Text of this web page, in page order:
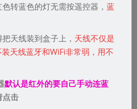
！转蓝色的灯无需按遥控器，蓝
天线装到盒子上， 天线不仅是
天线蓝牙和WiFi非常弱，用不
默认是红外的要自己手动连蓝
点击